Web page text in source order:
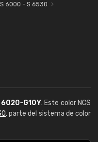
6000 - S 6530
6020-G10Y. Este color NCS
, parte del sistema de color